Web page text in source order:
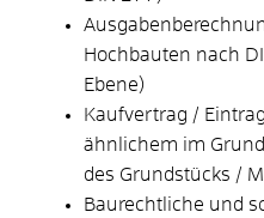
Hochbauten nach
Ebene)
Kaufvertrag /
ähnlichem im
des Grundstücks /
Baurechtliche und